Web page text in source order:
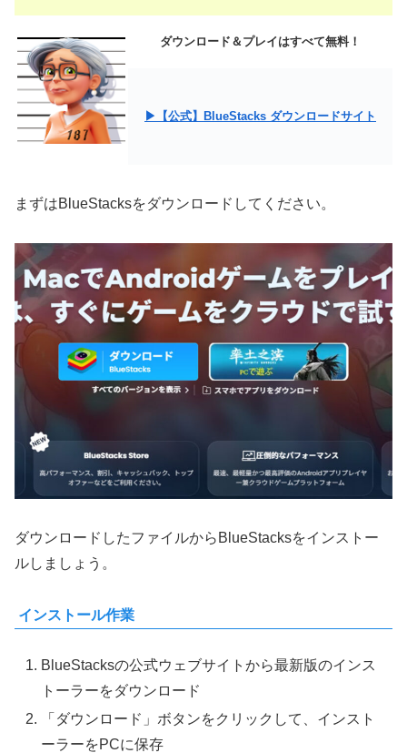
ダウンロード＆プレイはすべて無料！
▶【公式】BlueStacks ダウンロードサイト
まずはBlueStacksをダウンロードしてください。
ダウンロードしたファイルからBlueStacksをインストー
ルしましょう。
インストール作業
BlueStacksの公式ウェブサイトから最新版のインス
トーラーをダウンロード
「ダウンロード」ボタンをクリックして、インスト
ーラーをPCに保存